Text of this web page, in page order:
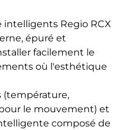
intelligents Regio RCX
épuré et
facilement le
où l'esthétique
(température,
le mouvement) et
composé de